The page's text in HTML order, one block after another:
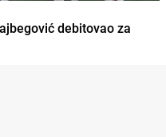
debitovao za